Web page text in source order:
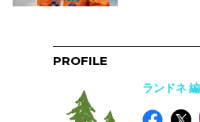
PROFILE
ランドネ